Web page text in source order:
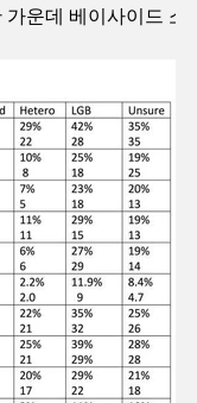
운데 베이사이드 소
대 음악목사로 임명
를...